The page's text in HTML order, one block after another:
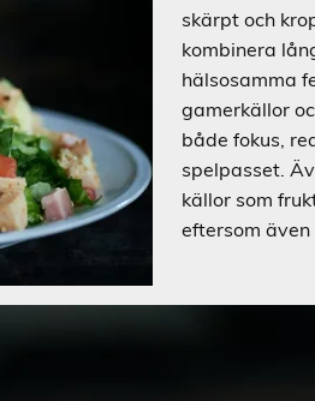
skärpt och
kombinera
hälsosamma
gamerkällor
både fokus,
spelpasset.
källor som
eftersom